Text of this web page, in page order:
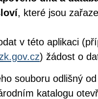
, které jsou
v této aplikaci
) žádost o
souboru odlišný
katalogu